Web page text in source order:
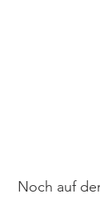
Noch auf